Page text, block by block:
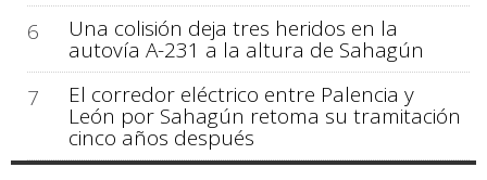
6
Una colisión deja tres heridos en la
autovía A-231 a la altura de Sahagún
7
El corredor eléctrico entre Palencia y
León por Sahagún retoma su tramitación
cinco años después